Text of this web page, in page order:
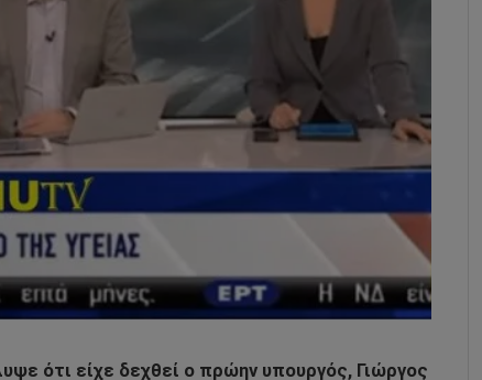
ότι είχε δεχθεί ο πρώην υπουργός, Γιώργος